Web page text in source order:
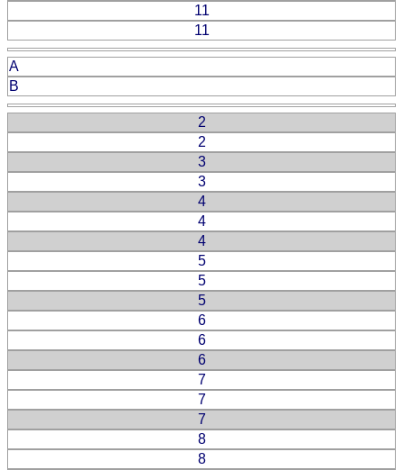
11
11
A
B
2
2
3
3
4
4
4
5
5
5
6
6
6
7
7
7
8
8